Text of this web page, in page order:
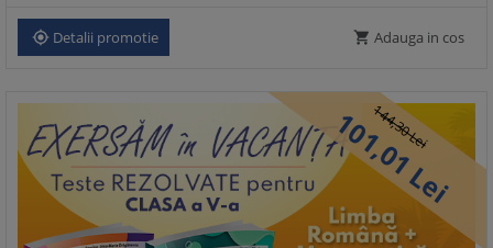
 Detalii promotie  Adauga in cos
144,30Lei
101,01Lei